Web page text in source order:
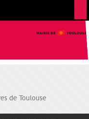
de Toulouse